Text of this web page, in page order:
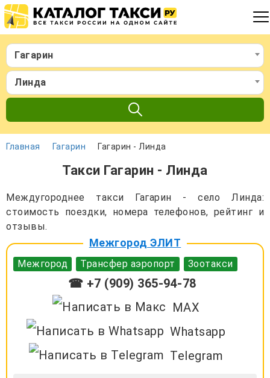
Гагарин
Линда
Главная Гагарин Гагарин - Линда
Такси Гагарин - Линда
Междугороднее такси Гагарин - село Линда:
стоимость поездки, номера телефонов, рейтинг и
отзывы.
Межгород ЭЛИТ
Межгород Трансфер аэропорт Зоотакси
☎ +7 (909) 365-94-78
MAX
Whatsapp
Telegram